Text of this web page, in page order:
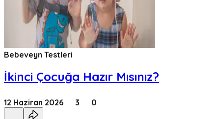
Bebeveyn Testleri
İkinci Çocuğa Hazır Mısınız?
12 Haziran 2026 3 0